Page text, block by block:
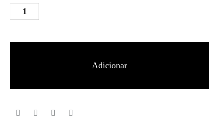
Quantidade
Adicionar